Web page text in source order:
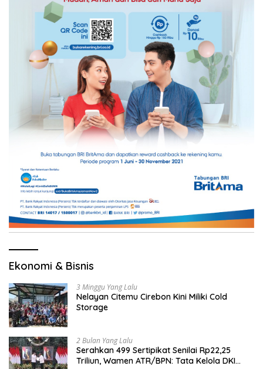
Ekonomi & Bisnis
3 Minggu Yang Lalu
Nelayan Citemu Cirebon Kini Miliki Cold
Storage
2 Bulan Yang Lalu
Serahkan 499 Sertipikat Senilai Rp22,25
Triliun, Wamen ATR/BPN: Tata Kelola DKI